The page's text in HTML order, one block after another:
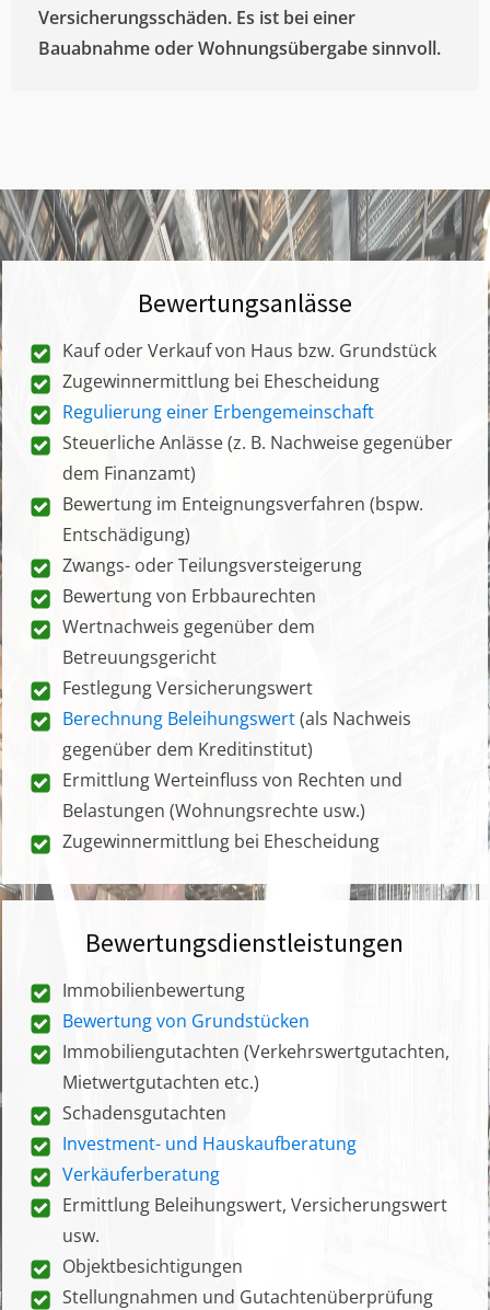
Versicherungsschäden. Es ist bei einer
Bauabnahme oder Wohnungsübergabe sinnvoll.
Bewertungsanlässe
Kauf oder Verkauf von Haus bzw. Grundstück
Zugewinnermittlung bei Ehescheidung
Regulierung einer Erbengemeinschaft
Steuerliche Anlässe (z. B. Nachweise gegenüber
dem Finanzamt)
Bewertung im Enteignungsverfahren (bspw.
Entschädigung)
Zwangs- oder Teilungsversteigerung
Bewertung von Erbbaurechten
Wertnachweis gegenüber dem
Betreuungsgericht
Festlegung Versicherungswert
Berechnung Beleihungswert(als Nachweis
gegenüber dem Kreditinstitut)
Ermittlung Werteinfluss von Rechten und
Belastungen (Wohnungsrechte usw.)
Zugewinnermittlung bei Ehescheidung
Bewertungsdienstleistungen
Immobilienbewertung
Bewertung von Grundstücken
Immobiliengutachten (Verkehrswertgutachten,
Mietwertgutachten etc.)
Schadensgutachten
Investment- und Hauskaufberatung
Verkäuferberatung
Ermittlung Beleihungswert, Versicherungswert
usw.
Objektbesichtigungen
Stellungnahmen und Gutachtenüberprüfung